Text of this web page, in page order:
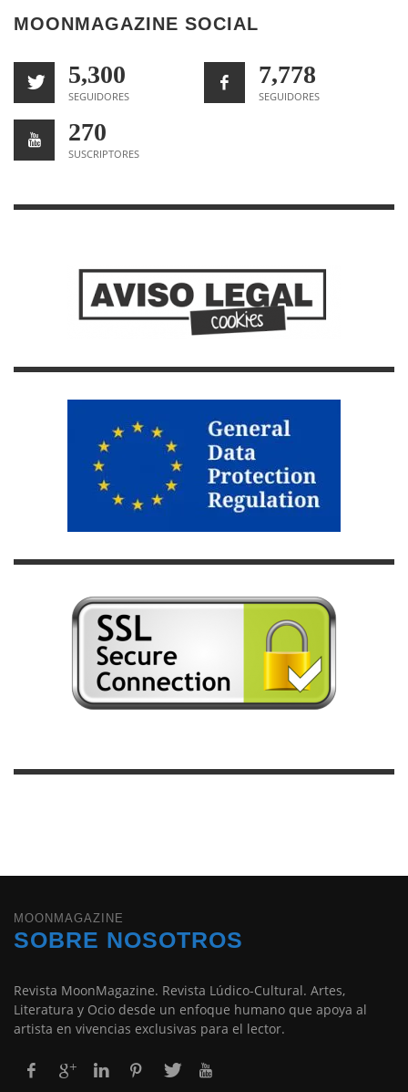
MOONMAGAZINE SOCIAL
5,300
SEGUIDORES
7,778
SEGUIDORES
270
SUSCRIPTORES
MOONMAGAZINE
SOBRE NOSOTROS
Revista MoonMagazine. Revista Lúdico-Cultural. Artes,
Literatura y Ocio desde un enfoque humano que apoya al
artista en vivencias exclusivas para el lector.